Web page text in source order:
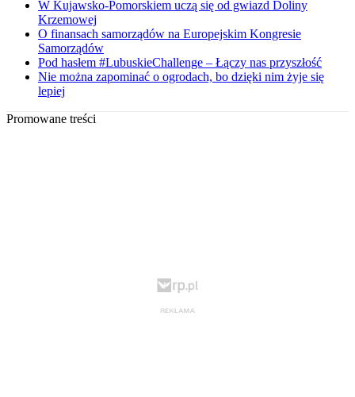
W Kujawsko-Pomorskiem uczą się od gwiazd Doliny
Krzemowej
O finansach samorządów na Europejskim Kongresie
Samorządów
Pod hasłem #LubuskieChallenge – Łączy nas przyszłość
Nie można zapominać o ogrodach, bo dzięki nim żyje się
lepiej
Promowane treści